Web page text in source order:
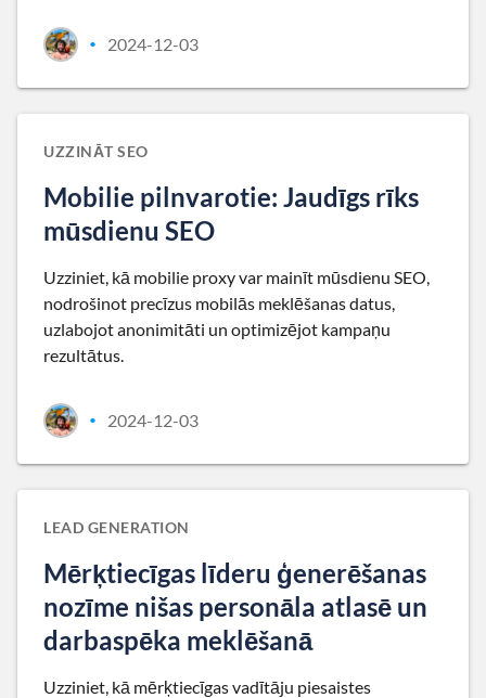
• 2024-12-03
UZZINĀT SEO
Mobilie pilnvarotie: Jaudīgs rīks
mūsdienu SEO
Uzziniet, kā mobilie proxy var mainīt mūsdienu SEO,
nodrošinot precīzus mobilās meklēšanas datus,
uzlabojot anonimitāti un optimizējot kampaņu
rezultātus.
• 2024-12-03
LEAD GENERATION
Mērķtiecīgas līderu ģenerēšanas
nozīme nišas personāla atlasē un
darbaspēka meklēšanā
Uzziniet, kā mērķtiecīgas vadītāju piesaistes